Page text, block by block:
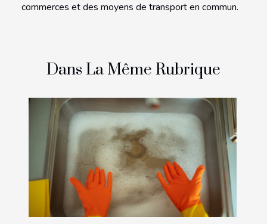
commerces et des moyens de transport en commun.
Dans La Même Rubrique